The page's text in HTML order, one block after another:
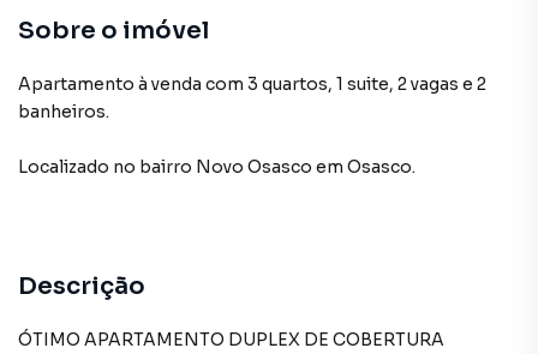
Sobre o imóvel
Apartamento à venda com 3 quartos, 1 suite, 2 vagas e 2
banheiros.
Localizado no bairro Novo Osasco em Osasco.
Descrição
ÓTIMO APARTAMENTO DUPLEX DE COBERTURA